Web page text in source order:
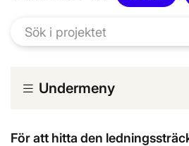
Undermeny
För att hitta den